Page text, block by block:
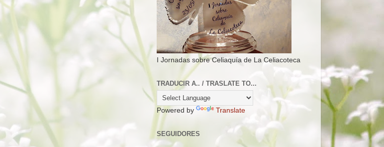
I Jornadas sobre Celiaquía de La Celiacoteca
TRADUCIR A.. / TRASLATE TO...
Powered by Translate
SEGUIDORES